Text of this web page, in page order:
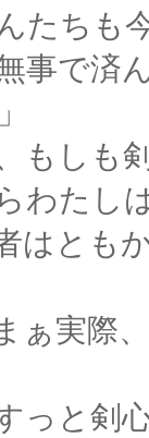
たちも
事で
もしも
わたし
はとも
ぁ実際
っと剣